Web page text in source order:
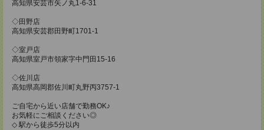
高知県安芸市矢ノ丸1-6-31
◇田野店
高知県安芸郡田野町1701-1
◇室戸店
高知県室戸市領家字中門田15-16
◇佐川店
高知県高岡郡佐川町丸野丙3757-1
ご自宅から近い店舗で勤務OK♪
お気軽にご相談ください◎
◇ 駅から徒歩5分以内